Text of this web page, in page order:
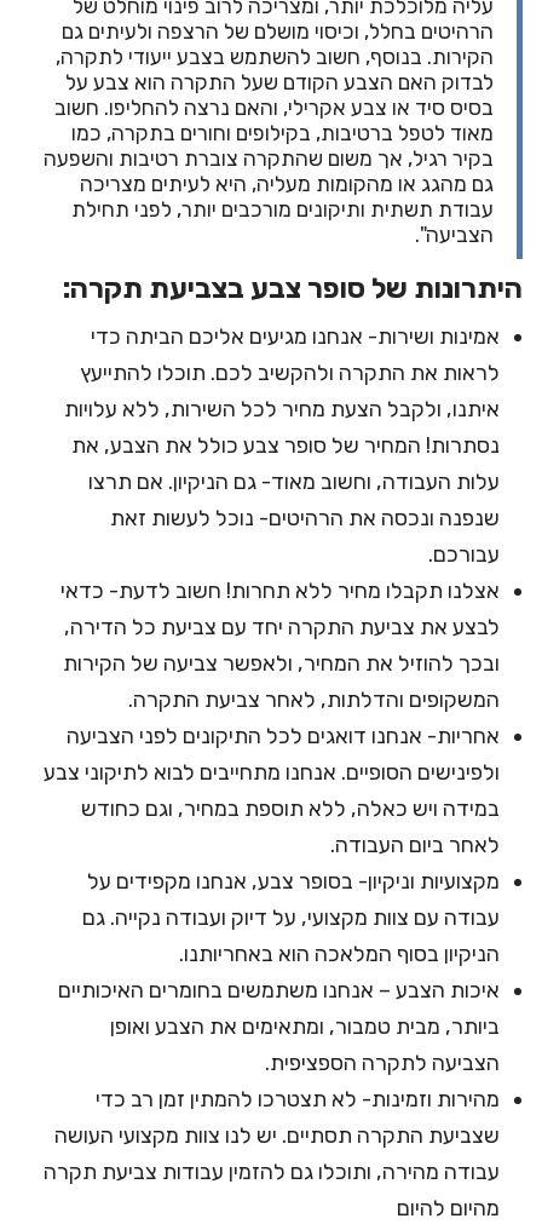
עליה מלוכלכת יותר, ומצריכה לרוב פינוי מוחלט של
הרהיטים בחלל, וכיסוי מושלם של הרצפה ולעיתים גם
הקירות. בנוסף, חשוב להשתמש בצבע ייעודי לתקרה,
לבדוק האם הצבע הקודם שעל התקרה הוא צבע על
בסיס סיד או צבע אקרילי, והאם נרצה להחליפו. חשוב
מאוד לטפל ברטיבות, בקילופים וחורים בתקרה, כמו
בקיר רגיל, אך משום שהתקרה צוברת רטיבות והשפעה
גם מהגג או מהקומות מעליה, היא לעיתים מצריכה
עבודת תשתית ותיקונים מורכבים יותר, לפני תחילת
הצביעה".
היתרונות של סופר צבע בצביעת תקרה:
אמינות ושירות- אנחנו מגיעים אליכם הביתה כדי
לראות את התקרה ולהקשיב לכם. תוכלו להתייעץ
איתנו, ולקבל הצעת מחיר לכל השירות, ללא עלויות
נסתרות! המחיר של סופר צבע כולל את הצבע, את
עלות העבודה, וחשוב מאוד- גם הניקיון. אם תרצו
שנפנה ונכסה את הרהיטים- נוכל לעשות זאת
עבורכם.
אצלנו תקבלו מחיר ללא תחרות! חשוב לדעת- כדאי
לבצע את צביעת התקרה יחד עם צביעת כל הדירה,
ובכך להוזיל את המחיר, ולאפשר צביעה של הקירות
המשקופים והדלתות, לאחר צביעת התקרה.
אחריות- אנחנו דואגים לכל התיקונים לפני הצביעה
ולפינישים הסופיים. אנחנו מתחייבים לבוא לתיקוני צבע
במידה ויש כאלה, ללא תוספת במחיר, וגם כחודש
לאחר ביום העבודה.
מקצועיות וניקיון- בסופר צבע, אנחנו מקפידים על
עבודה עם צוות מקצועי, על דיוק ועבודה נקייה. גם
הניקיון בסוף המלאכה הוא באחריותנו.
איכות הצבע – אנחנו משתמשים בחומרים האיכותיים
ביותר, מבית טמבור, ומתאימים את הצבע ואופן
הצביעה לתקרה הספציפית.
מהירות וזמינות- לא תצטרכו להמתין זמן רב כדי
שצביעת התקרה תסתיים. יש לנו צוות מקצועי העושה
עבודה מהירה, ותוכלו גם להזמין עבודות צביעת תקרה
מהיום להיום